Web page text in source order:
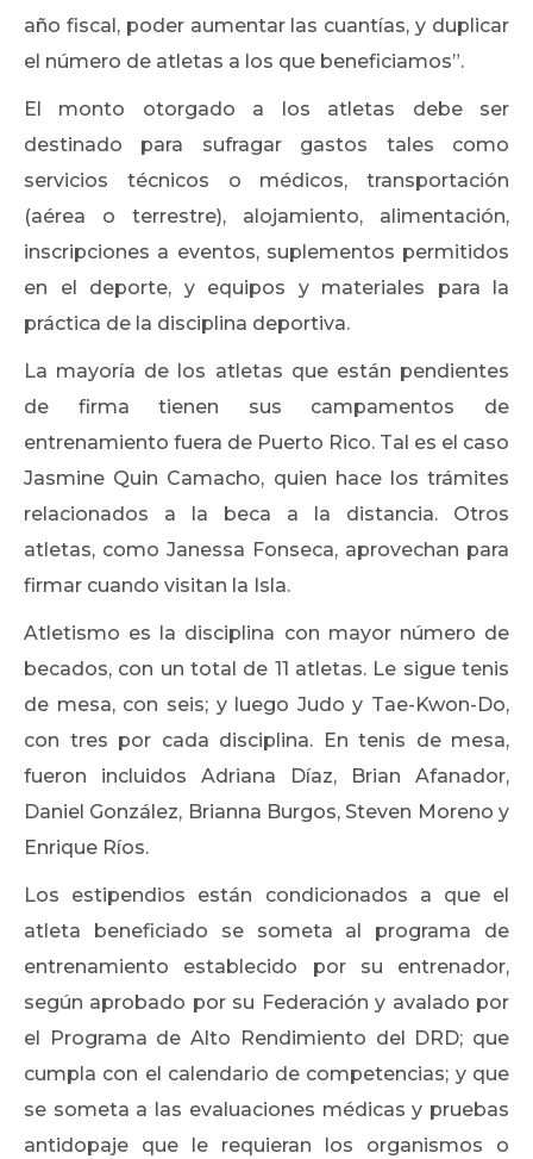
año fiscal, poder aumentar las cuantías, y duplicar
el número de atletas a los que beneficiamos”.
El monto otorgado a los atletas debe ser
destinado para sufragar gastos tales como
servicios técnicos o médicos, transportación
(aérea o terrestre), alojamiento, alimentación,
inscripciones a eventos, suplementos permitidos
en el deporte, y equipos y materiales para la
práctica de la disciplina deportiva.
La mayoría de los atletas que están pendientes
de firma tienen sus campamentos de
entrenamiento fuera de Puerto Rico. Tal es el caso
Jasmine Quin Camacho, quien hace los trámites
relacionados a la beca a la distancia. Otros
atletas, como Janessa Fonseca, aprovechan para
firmar cuando visitan la Isla.
Atletismo es la disciplina con mayor número de
becados, con un total de 11 atletas. Le sigue tenis
de mesa, con seis; y luego Judo y Tae-Kwon-Do,
con tres por cada disciplina. En tenis de mesa,
fueron incluidos Adriana Díaz, Brian Afanador,
Daniel González, Brianna Burgos, Steven Moreno y
Enrique Ríos.
Los estipendios están condicionados a que el
atleta beneficiado se someta al programa de
entrenamiento establecido por su entrenador,
según aprobado por su Federación y avalado por
el Programa de Alto Rendimiento del DRD; que
cumpla con el calendario de competencias; y que
se someta a las evaluaciones médicas y pruebas
antidopaje que le requieran los organismos o